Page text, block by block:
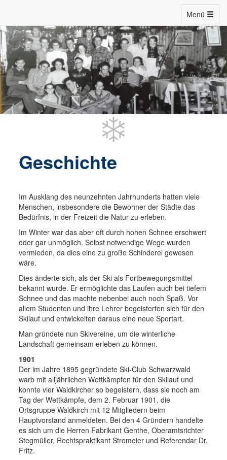
Menü
Geschichte
Im Ausklang des neunzehnten Jahrhunderts hatten viele
Menschen, insbesondere die Bewohner der Städte das
Bedürfnis, in der Freizeit die Natur zu erleben.
Im Winter war das aber oft durch hohen Schnee erschwert
oder gar unmöglich. Selbst notwendige Wege wurden
vermieden, da dies eine zu große Schinderei gewesen
wäre.
Dies änderte sich, als der Ski als Fortbewegungsmittel
bekannt wurde. Er ermöglichte das Laufen auch bei tiefem
Schnee und das machte nebenbei auch noch Spaß. Vor
allem Studenten und ihre Lehrer begeisterten sich für den
Skilauf und entwickelten daraus eine neue Sportart.
Man gründete nun Skivereine, um die winterliche
Landschaft gemeinsam erleben zu können.
1901
Der im Jahre 1895 gegründete Ski-Club Schwarzwald
warb mit alljährlichen Wettkämpfen für den Skilauf und
konnte vier Waldkircher so begeistern, dass sie noch am
Tag der Wettkämpfe, dem 2. Februar 1901, die
Ortsgruppe Waldkirch mit 12 Mitgliedern beim
Hauptvorstand anmeldeten. Bei den 4 Gründern handelte
es sich um die Herren Fabrikant Genthe, Oberamtsrichter
Stegmüller, Rechtspraktikant Stromeier und Referendar Dr.
Fritz.